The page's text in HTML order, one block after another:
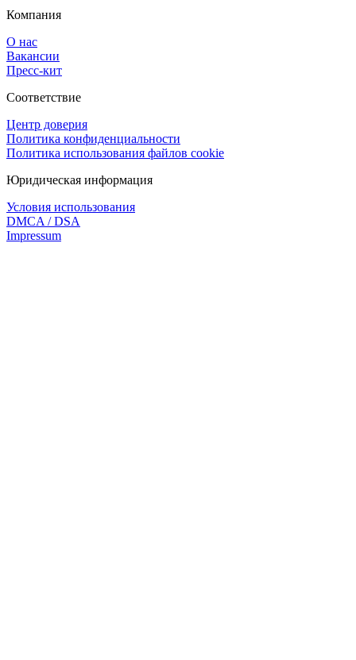
Компания
О нас
Вакансии
Пресс-кит
Соответствие
Центр доверия
Политика конфиденциальности
Политика использования файлов cookie
Юридическая информация
Условия использования
DMCA / DSA
Impressum